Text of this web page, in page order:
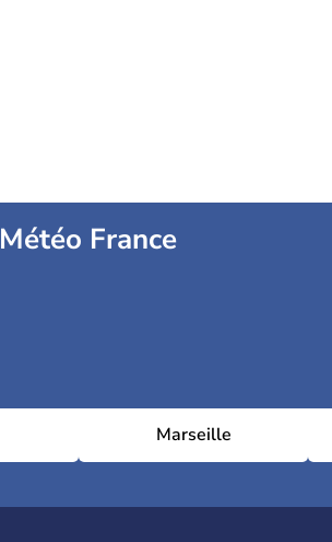
Météo France
Marseille